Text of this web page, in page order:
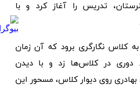
تدریس را آغاز کرد و با
کلاس نگارگری برود که آن زمان
دوری در کلاس‌ها زد و با دیدن
روی دیوار کلاس، مسحور این